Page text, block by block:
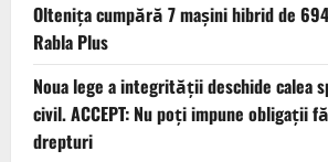
Oltenița cumpără 7 mașini hibrid de
Rabla Plus
Noua lege a integrității deschide calea
civil. ACCEPT: Nu poți impune obligații
drepturi